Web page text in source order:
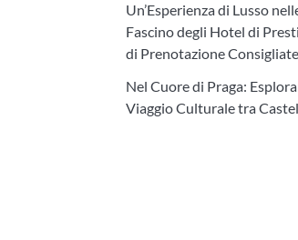
Un’Esperienza di Lusso
Fascino degli Hotel di
di Prenotazione Consigliate
Nel Cuore di Praga:
Viaggio Culturale tra